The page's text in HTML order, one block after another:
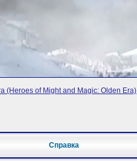
(Heroes of Might and Magic: Olden Era)
Справка